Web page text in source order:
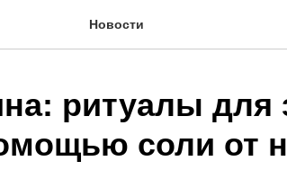
Новости
ритуалы для
соли от